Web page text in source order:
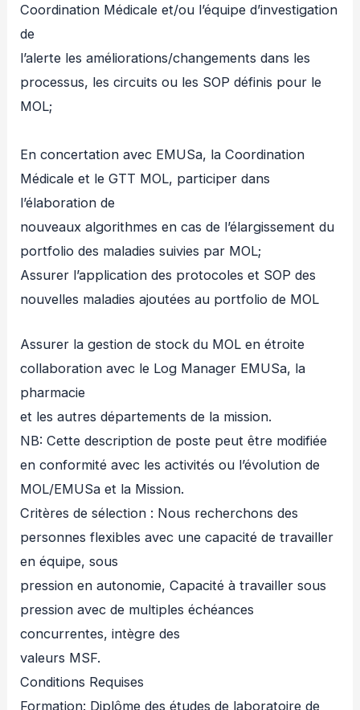
Coordination Médicale et/ou l’équipe d’investigation
de
l’alerte les améliorations/changements dans les
processus, les circuits ou les SOP définis pour le
MOL;
En concertation avec EMUSa, la Coordination
Médicale et le GTT MOL, participer dans
l’élaboration de
nouveaux algorithmes en cas de l’élargissement du
portfolio des maladies suivies par MOL;
Assurer l’application des protocoles et SOP des
nouvelles maladies ajoutées au portfolio de MOL
Assurer la gestion de stock du MOL en étroite
collaboration avec le Log Manager EMUSa, la
pharmacie
et les autres départements de la mission.
NB: Cette description de poste peut être modifiée
en conformité avec les activités ou l’évolution de
MOL/EMUSa et la Mission.
Critères de sélection : Nous recherchons des
personnes flexibles avec une capacité de travailler
en équipe, sous
pression en autonomie, Capacité à travailler sous
pression avec de multiples échéances
concurrentes, intègre des
valeurs MSF.
Conditions Requises
Formation: Diplôme des études de laboratoire de